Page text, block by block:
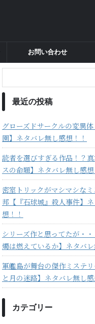
お問い合わせ
最近の投稿
グローズドサークルの変異
園】ネタバレ無し感想！！
読者を選びすぎる作品！？
スの命題】ネタバレ無し感想
密室トリックがマシマシな
邦【『石球城』殺人事件】
想！！
シリーズ作と思ってたが・
燭は燃えているか】ネタバレ
軍艦島が舞台の傑作ミステ
と月の迷路】ネタバレ無し感
カテゴリー